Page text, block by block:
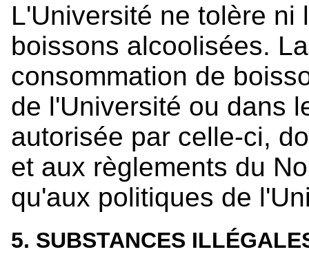
L'Université ne tolère
boissons alcoolisées.
consommation de
de l'Université ou dans
autorisée par celle-ci,
et aux règlements du
qu'aux politiques de
5. SUBSTANCES